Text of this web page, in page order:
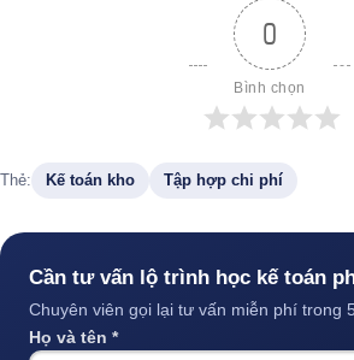
0
Bình chọn
Thẻ: Kế toán kho Tập hợp chi phí
Cần tư vấn lộ trình học kế toán
Chuyên viên gọi lại tư vấn miễn phí trong
Họ và tên *